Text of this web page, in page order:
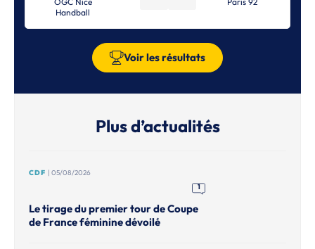
Handball
Voir les résultats
Plus d’actualités
CDF | 05/08/2026
1
Le tirage du premier tour de Coupe
de France féminine dévoilé